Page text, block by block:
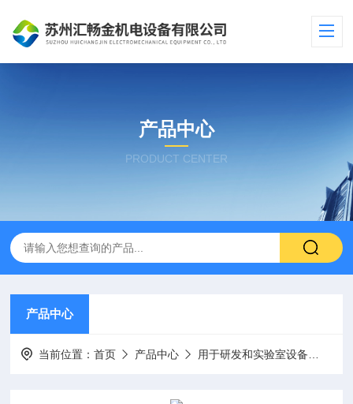
产品中心
PRODUCT CENTER
产品中心
当前位置：首页 产品中心 用于研发和实验室设备